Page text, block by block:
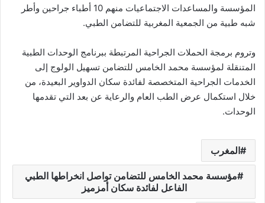
المؤسسة والمساعدات الاجتماعيات منهم 10 أطباء جراحين وأطر
شبه طبية من الجمعية المغربية للتضامن الطبي.
وتروم برمجة الحملات الجراحية المرتبطة ببرنامج الوحدات الطبية
المتنقلة لمؤسسة محمد الخامس للتضامن تسهيل الولوج إلى
الخدمات الجراحية المتخصصة لفائدة سكان الدواوير البعيدة، من
خلال استكمال عرض الطب العام والرعاية عن بعد التي تقدمها
الوحدات.
المغرب
مؤسسة محمد الخامس للتضامن تواصل انخراطها الطبي
الفاعل لفائدة سكان أمزميز